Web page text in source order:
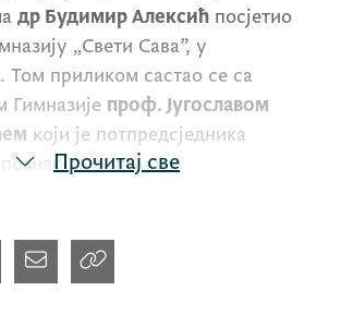
др Будимир Алексић посјетио
„Свети Сава”, у
Том приликом састао се са
Гимназије проф. Југославом
који је потпредсједника
са радом и
за појединости које
програма, процеса
Прочитај све